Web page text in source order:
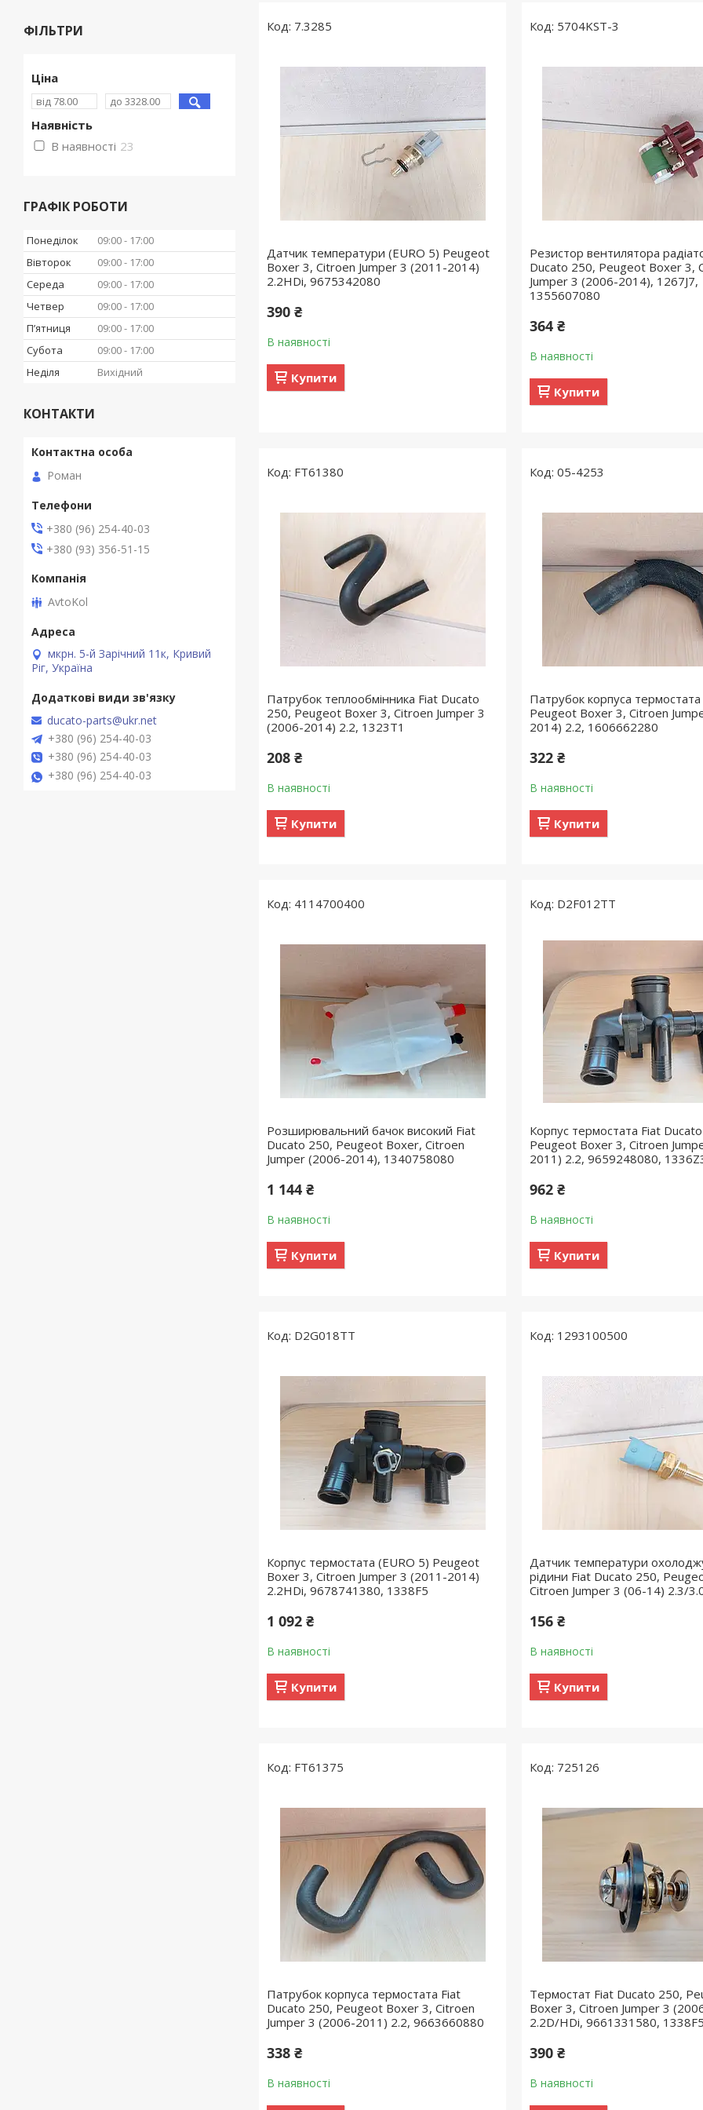
7.3285
Датчик температури (EURO 5) Peugeot
Boxer 3, Citroen Jumper 3 (2011-2014)
2.2HDi, 9675342080
390 ₴
В наявності
Купити
5704KST-3
Резистор вентилятора
Ducato 250, Peugeot Boxer 3,
Jumper 3 (2006-2014), 1267J7,
1355607080
364 ₴
В наявності
Купити
FT61380
Патрубок теплообмінника Fiat Ducato
250, Peugeot Boxer 3, Citroen Jumper 3
(2006-2014) 2.2, 1323T1
208 ₴
В наявності
Купити
05-4253
Патрубок корпуса
Peugeot Boxer 3, Citroen
2014) 2.2, 1606662280
322 ₴
В наявності
Купити
4114700400
Розширювальний бачок високий Fiat
Ducato 250, Peugeot Boxer, Citroen
Jumper (2006-2014), 1340758080
1 144 ₴
В наявності
Купити
D2F012TT
Корпус термостата Fiat
Peugeot Boxer 3, Citroen
2011) 2.2, 9659248080,
962 ₴
В наявності
Купити
D2G018TT
Корпус термостата (EURO 5) Peugeot
Boxer 3, Citroen Jumper 3 (2011-2014)
2.2HDi, 9678741380, 1338F5
1 092 ₴
В наявності
Купити
1293100500
Датчик температури
рідини Fiat Ducato 250,
Citroen Jumper 3 (06-14) 2.3/
156 ₴
В наявності
Купити
FT61375
Патрубок корпуса термостата Fiat
Ducato 250, Peugeot Boxer 3, Citroen
Jumper 3 (2006-2011) 2.2, 9663660880
338 ₴
В наявності
725126
Термостат Fiat Ducato 250,
Boxer 3, Citroen Jumper 3
2.2D/HDi, 9661331580,
390 ₴
В наявності
ФІЛЬТРИ
Ціна
Наявність
В наявності 23
ГРАФІК РОБОТИ
Понеділок 09:00
17:00
Вівторок
09:00
17:00
Середа
09:00
17:00
Четвер
09:00
17:00
Пʼятниця
09:00
17:00
Субота
09:00
17:00
Неділя
Вихідний
КОНТАКТИ
Роман
+380 (96) 254-40-03
+380 (93) 356-51-15
AvtoKol
мкрн. 5-й Зарічний 11к, Кривий
Ріг, Україна
ducato-parts@ukr.net
+380 (96) 254-40-03
+380 (96) 254-40-03
+380 (96) 254-40-03